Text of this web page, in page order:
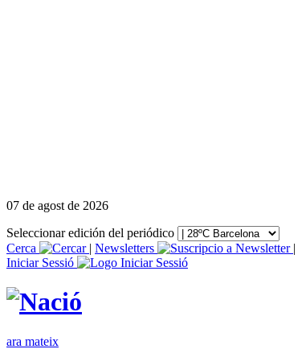
07 de agost de 2026
Seleccionar edición del periódico
Cerca
| Newsletters
|
Iniciar Sessió
ara mateix